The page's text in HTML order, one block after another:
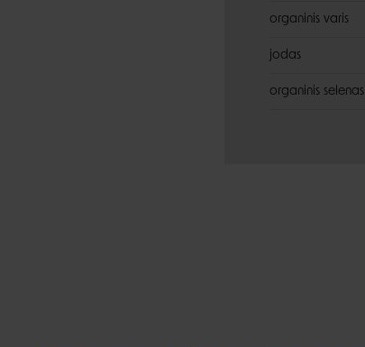
organinis varis
jodas
organinis selenas